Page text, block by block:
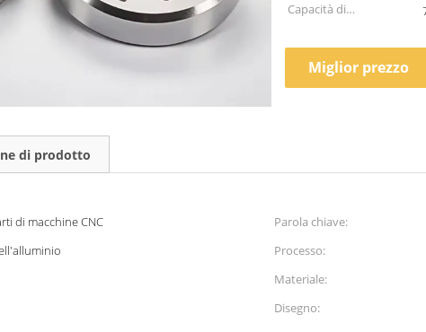
Capacità di
Miglior prezzo
di prodotto
di macchine CNC Parola chiave:
Processo:
Materiale:
Disegno: